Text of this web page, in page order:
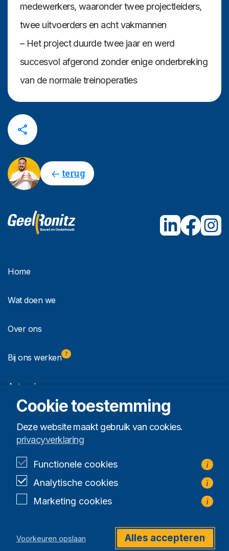
medewerkers, waaronder twee projectleiders,
twee uitvoerders en acht vakmannen
– Het project duurde twee jaar en werd
succesvol afgerond zonder enige onderbreking
van de normale treinoperaties
terug
Home
Wat doen we
Over ons
Bij ons werken 7
Actueel
Contact
Bewoners login
Privacy
Created by Sixtyseven © GeelRonitz 2026Gooiland 55
1948 RD Beverwijk
Cookie toestemming
Deze website maakt gebruik van cookies.
privacyverklaring
Functionele cookies i
Analytische cookies i
Marketing cookies i
Voorkeuren opslaan Alles accepteren